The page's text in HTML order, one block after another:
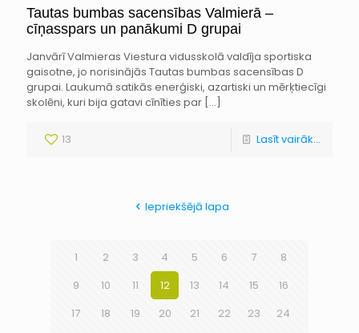
Tautas bumbas sacensības Valmierā –
cīņasspars un panākumi D grupai
Janvārī Valmieras Viestura vidusskolā valdīja sportiska
gaisotne, jo norisinājās Tautas bumbas sacensības D
grupai. Laukumā satikās enerģiski, azartiski un mērķtiecīgi
skolēni, kuri bija gatavi cīnīties par […]
13 Lasīt vairāk...
Iepriekšējā lapa
1 2 3 4 5 6 7
8
9
10 11 12 13 14 15
16
17
18 19 20 21 22 23
24